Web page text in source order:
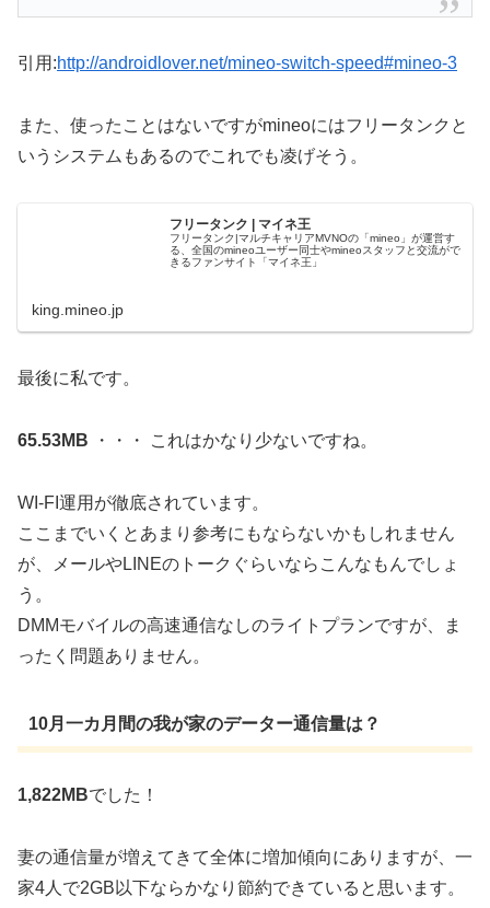
引用:http://androidlover.net/mineo-switch-speed#mineo-3
また、使ったことはないですがmineoにはフリータンクと
いうシステムもあるのでこれでも凌げそう。
フリータンク | マイネ王
フリータンク|マルチキャリアMVNOの「mineo」が運営す
る、全国のmineoユーザー同士やmineoスタッフと交流がで
きるファンサイト「マイネ王」
king.mineo.jp
最後に私です。
65.53MB ・・・ これはかなり少ないですね。
WI-FI運用が徹底されています。
ここまでいくとあまり参考にもならないかもしれません
が、メールやLINEのトークぐらいならこんなもんでしょ
う。
DMMモバイルの高速通信なしのライトプランですが、ま
ったく問題ありません。
10月一カ月間の我が家のデーター通信量は？
1,822MBでした！
妻の通信量が増えてきて全体に増加傾向にありますが、一
家4人で2GB以下ならかなり節約できていると思います。